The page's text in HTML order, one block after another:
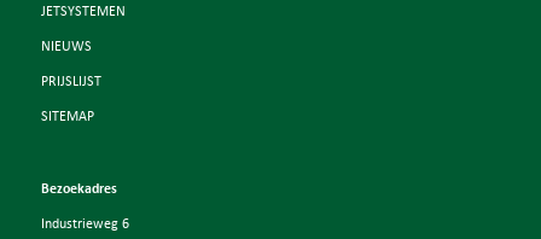
JETSYSTEMEN
NIEUWS
PRIJSLIJST
SITEMAP
Bezoekadres
Industrieweg 6